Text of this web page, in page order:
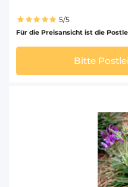
5/5
Für die Preisansicht ist die
Bitte